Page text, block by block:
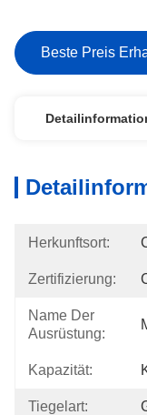
Beste Preis
Herkunftsort:
Zertifizierung:
Name Der
Ausrüstung:
Kapazität:
Tiegelart: